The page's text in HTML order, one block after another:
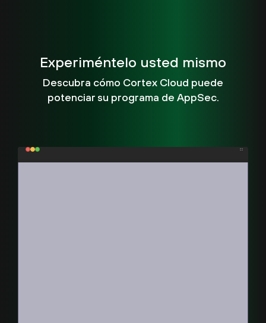
Experiméntelo usted mismo
Descubra cómo Cortex Cloud puede
potenciar su programa de AppSec.